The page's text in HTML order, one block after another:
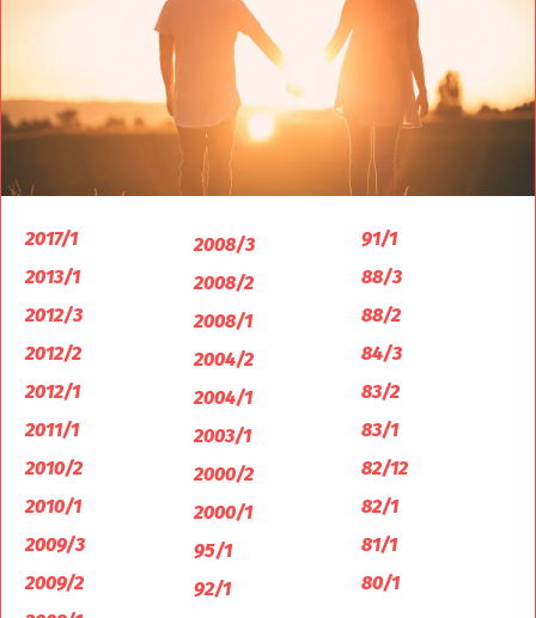
2017/1
2013/1
2012/3
2012/2
2012/1
2011/1
2010/2
2010/1
2009/3
2009/2
2008/3
2008/2
2008/1
2004/2
2004/1
2003/1
2000/2
2000/1
95/1
92/1
91/1
88/3
88/2
84/3
83/2
83/1
82/12
82/1
81/1
80/1